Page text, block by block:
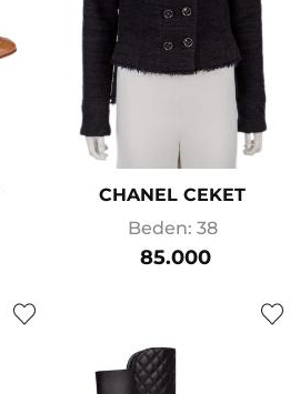
CHANEL CEKET
Beden: 38
85.000